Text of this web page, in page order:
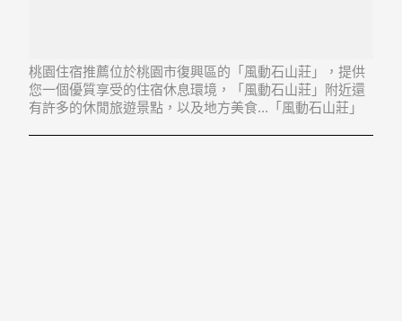
桃園住宿推薦位於桃園市復興區的「風動石山莊」，提供
您一個優質享受的住宿休息環境，「風動石山莊」附近還
有許多的休閒旅遊景點，以及地方美食...「風動石山莊」